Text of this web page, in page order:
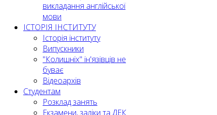
викладання англійської
мови
ІСТОРІЯ ІНСТИТУТУ
Історія інституту
Випускники
"Колишніх" ін'язівців не
буває
Відеоархів
Студентам
Розклад занять
Екзамени, заліки та ДЕК